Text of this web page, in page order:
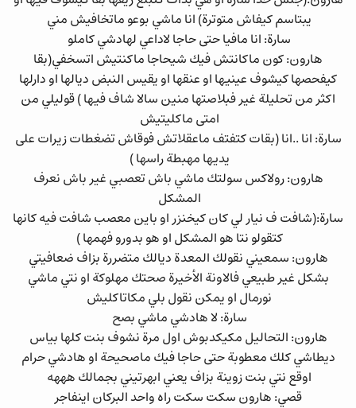
يبتاسم كيفاش متوترة) انا ماشي بوعو ماتخافيش مني
سارة: انا مافيا حتى حاجا لاداعي لهادشي كاملو
هارون: كون ماكانتش فيك شيحاجا ماكنتيش اتسخفي(بقا
كيفحصها كيشوف عينيها او عنقها او يقيس النبض ديالها او دارلها
اكثر من تحليلة غير فبلاصتها منين سالا شاف فيها ) قوليلي من
امتى ماكليتيش
سارة: انا ..انا (بقات كتفتف ماعقلاتش فوقاش تضغطات زيرات على
يديها مهبطة راسها )
هارون: رولاكس سولتك ماشي باش تعصبي غير باش نعرف
المشكل
سارة:(شافت ف نيار لي كان كيخنزر او باين معصب شافت فيه كانها
كتقولو نتا هو المشكل او هو بدورو فهمها )
هارون: سمعيني نقولك المعدة ديالك متضررة بزاف ضعافيتي
بشكل غير طبيعي فالاونة الأخيرة صحتك مهلوكة او نتي ماشي
نورمال او يمكن نقول بلي مكاتاكليش
سارة: لا هادشي ماشي بصح
هارون: التحاليل مكيكدبوش اول مرة نشوف بنت كلها بياس
ديطاشي كلك معطوبة حتى حاجا فيك ماصحيحة او هادشي حرام
اوقع نتي بنت زوينة بزاف يعني ابهرتيني بجمالك هههه
قصي: هارون سكت سكت راه واحد البركان اينفاجر